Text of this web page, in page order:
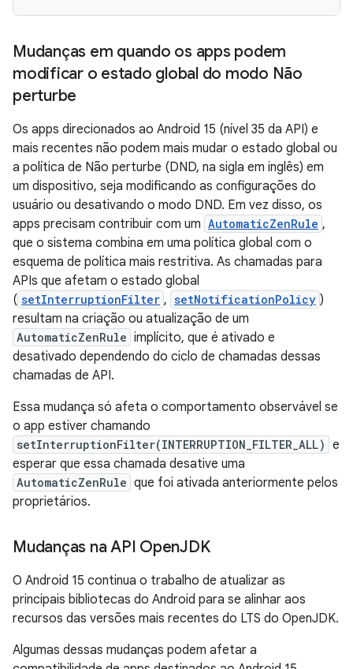
Mudanças em quando os apps podem
modificar o estado global do modo Não
perturbe
Os apps direcionados ao Android 15 (nível 35 da API) e
mais recentes não podem mais mudar o estado global ou
a política de Não perturbe (DND, na sigla em inglês) em
um dispositivo, seja modificando as configurações do
usuário ou desativando o modo DND. Em vez disso, os
apps precisam contribuir com um AutomaticZenRule ,
que o sistema combina em uma política global com o
esquema de política mais restritiva. As chamadas para
APIs que afetam o estado global
( setInterruptionFilter , setNotificationPolicy )
resultam na criação ou atualização de um
AutomaticZenRule implícito, que é ativado e
desativado dependendo do ciclo de chamadas dessas
chamadas de API.
Essa mudança só afeta o comportamento observável se
o app estiver chamando
setInterruptionFilter(INTERRUPTION_FILTER_ALL) e
esperar que essa chamada desative uma
AutomaticZenRule que foi ativada anteriormente pelos
proprietários.
Mudanças na API OpenJDK
O Android 15 continua o trabalho de atualizar as
principais bibliotecas do Android para se alinhar aos
recursos das versões mais recentes do LTS do OpenJDK.
Algumas dessas mudanças podem afetar a